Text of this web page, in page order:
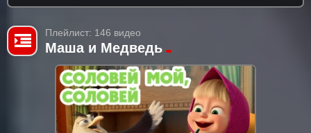
Плейлист: 146 видео
Маша и Медведь